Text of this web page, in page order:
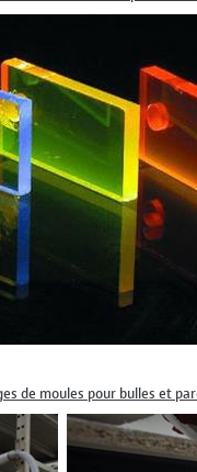
de moules pour bulles et